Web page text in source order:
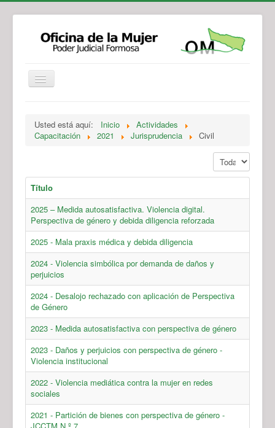
Legislación
Novedades
Usted está aquí: Inicio
Actividades
Capacitación
2021 Jurisprudencia
Civil
Mostrar #
Título
2025 – Medida autosatisfactiva. Violencia digital.
Perspectiva de género y debida diligencia reforzada
2025 - Mala praxis médica y debida diligencia
2024 - Violencia simbólica por demanda de daños y
perjuicios
2024 - Desalojo rechazado con aplicación de Perspectiva
de Género
2023 - Medida autosatisfactiva con perspectiva de género
2023 - Daños y perjuicios con perspectiva de género -
Violencia institucional
2022 - Violencia mediática contra la mujer en redes
sociales
2021 - Partición de bienes con perspectiva de género -
JCCTM N.º 7